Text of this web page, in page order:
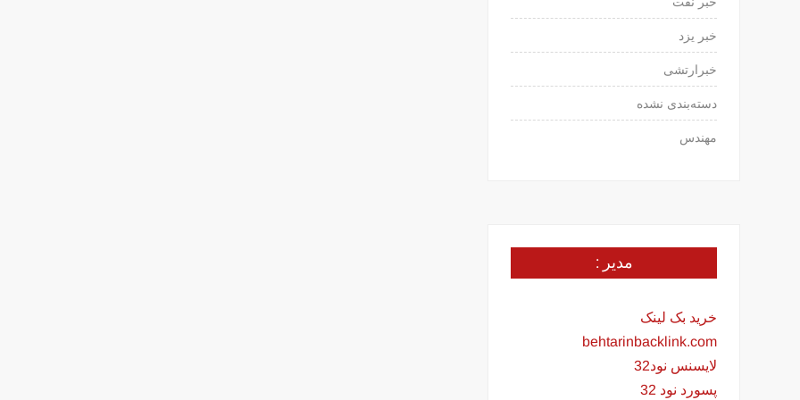
خبر یزد
خبرارتشی
دسته‌بندی نشده
مهندس
مدیر :
خرید بک لینک
behtarinbacklink.com
لایسنس نود32
پسورد نود 32